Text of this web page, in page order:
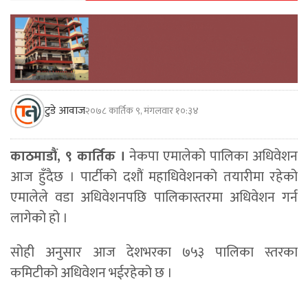
टुडे आवाज२०७८ कार्तिक ९, मंगलवार १०:३४
काठमाडौं, ९ कार्तिक । नेकपा एमालेको पालिका अधिवेशन
आज हुँदैछ । पार्टीको दशौं महाधिवेशनको तयारीमा रहेको
एमालेले वडा अधिवेशनपछि पालिकास्तरमा अधिवेशन गर्न
लागेको हो ।
सोही अनुसार आज देशभरका ७५३ पालिका स्तरका
कमिटीको अधिवेशन भईरहेको छ ।